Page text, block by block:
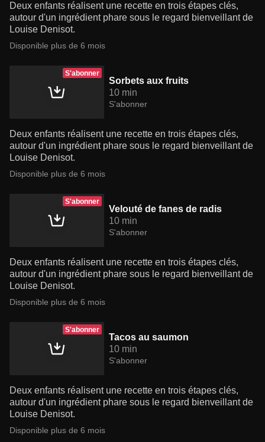
Deux enfants réalisent une recette en trois étapes clés,
autour d'un ingrédient phare sous le regard bienveillant de
Louise Denisot.
Disponible plus de 6 mois
S'abonner
Sorbets aux fruits
10 min
S'abonner
Deux enfants réalisent une recette en trois étapes clés,
autour d'un ingrédient phare sous le regard bienveillant de
Louise Denisot.
Disponible plus de 6 mois
S'abonner
Velouté de fanes de radis
10 min
S'abonner
Deux enfants réalisent une recette en trois étapes clés,
autour d'un ingrédient phare sous le regard bienveillant de
Louise Denisot.
Disponible plus de 6 mois
S'abonner
Tacos au saumon
10 min
S'abonner
Deux enfants réalisent une recette en trois étapes clés,
autour d'un ingrédient phare sous le regard bienveillant de
Louise Denisot.
Disponible plus de 6 mois